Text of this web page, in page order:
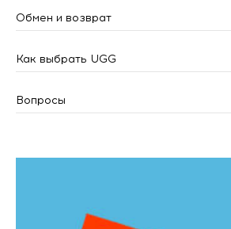
Обмен и возврат
Как выбрать UGG
Вопросы